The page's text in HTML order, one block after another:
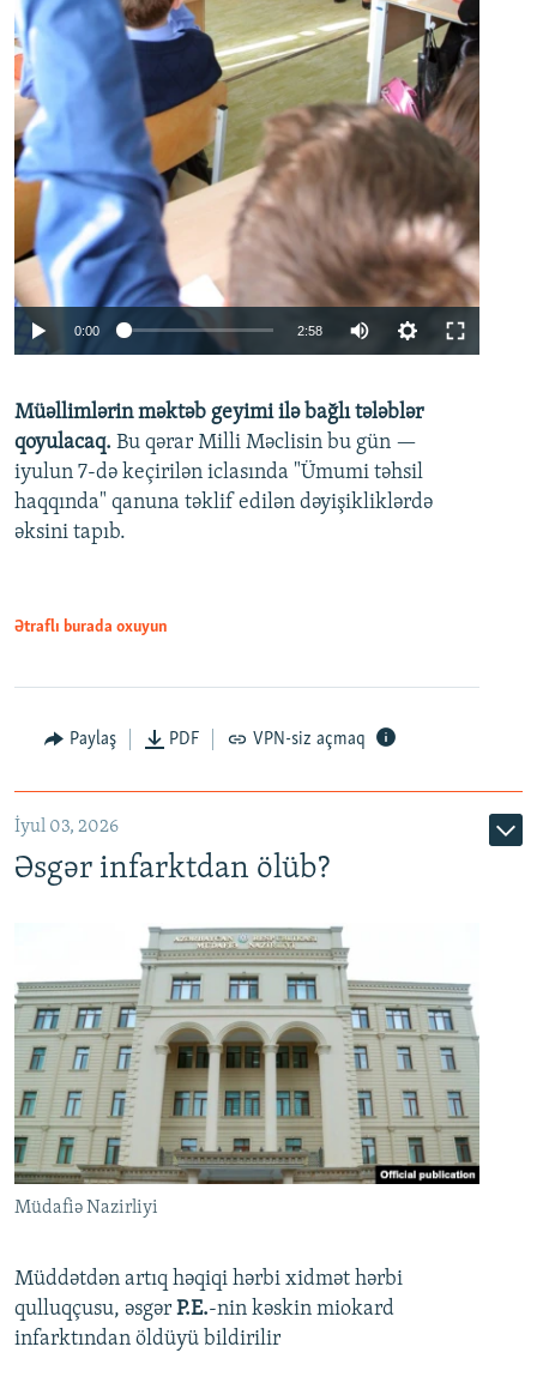
Auto 240p 360p 480p
720p 1080p
0:00 2:58
360p
480p
720p
Müəllimlərin məktəb geyimi ilə bağlı tələblər
qoyulacaq. Bu qərar Milli Məclisin bu gün —
iyulun 7-də keçirilən iclasında "Ümumi təhsil
haqqında" qanuna təklif edilən dəyişikliklərdə
əksini tapıb.
Ətraflı burada oxuyun
Paylaş PDF VPN-siz açmaq
İyul 03, 2026
Əsgər infarktdan ölüb?
Müdafiə Nazirliyi
Müddətdən artıq həqiqi hərbi xidmət hərbi
qulluqçusu, əsgər P.E.-nin kəskin miokard
infarktından öldüyü bildirilir